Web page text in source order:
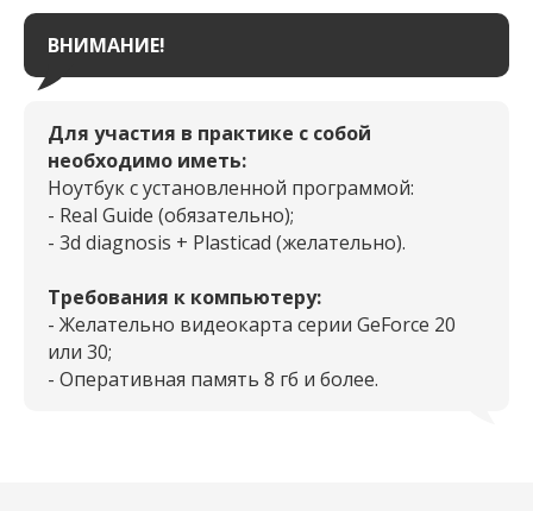
ВНИМАНИЕ!
Для участия в практике с собой
необходимо иметь:
Ноутбук с установленной программой:
- Real Guide (обязательно);
- 3d diagnosis + Рlasticad (желательно).
Требования к компьютеру:
- Желательно видеокарта серии GeForce 20
или 30;
- Оперативная память 8 гб и более.